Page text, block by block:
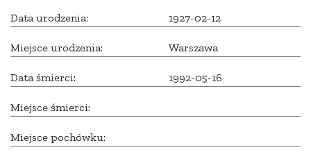
Data urodzenia: 1927-02-12
Miejsce urodzenia: Warszawa
Data śmierci: 1992-05-16
Miejsce śmierci:
Miejsce pochówku: